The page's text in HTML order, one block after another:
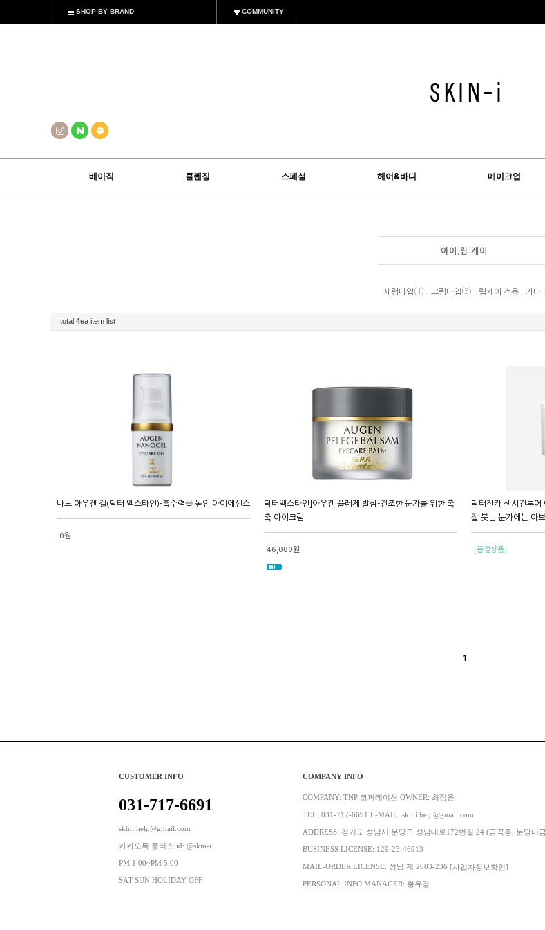
SHOP BY BRAND COMMUNITY
베이직 클렌징 스페셜 헤어&바디 메이크업
아이.립 케어
세럼타입(1) . 크림타입(3) . 립케어 전용. 기타.
total 4ea item list
나노 아우겐 겔(닥터 엑스타인)-흡수력을 높인 아이에센스
0원
닥터엑스타인]아우겐 플레제 발삼-건조한 눈가를 위한 촉
촉 아이크림
46,000원
닥터잔카 센시컨투
잘 붓는 눈가에는 아
[품절상품]
1
CUSTOMER INFO
031-717-6691
skini.help@gmail.com
카카오톡 플러스 id: @skin-i
PM 1:00~PM 5:00
SAT SUN HOLIDAY OFF
COMPANY INFO
COMPANY: TNP 코퍼레이션 OWNER: 최정윤
TEL: 031-717-6691 E-MAIL: skini.help@gmail.com
ADDRESS: 경기도 성남시 분당구 성남대로172번길 24 (금곡동, 분당미
BUSINESS LICENSE: 129-23-46913
MAIL-ORDER LICENSE: 성남 제 2003-236 [사업자정보확인]
PERSONAL INFO MANAGER: 황유경